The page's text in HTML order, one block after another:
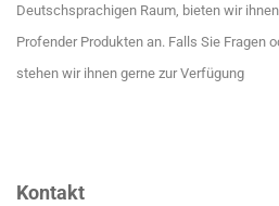
Deutschsprachigen Raum, bieten wir
Profender Produkten an. Falls Sie Fragen
stehen wir ihnen gerne zur Verfügung
Kontakt